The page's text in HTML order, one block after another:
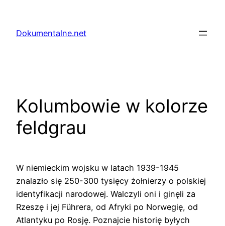
treściDokumentalne.net
Kolumbowie w kolorze
feldgrau
W niemieckim wojsku w latach 1939-1945
znalazło się 250-300 tysięcy żołnierzy o polskiej
identyfikacji narodowej. Walczyli oni i ginęli za
Rzeszę i jej Führera, od Afryki po Norwegię, od
Atlantyku po Rosję. Poznajcie historię byłych